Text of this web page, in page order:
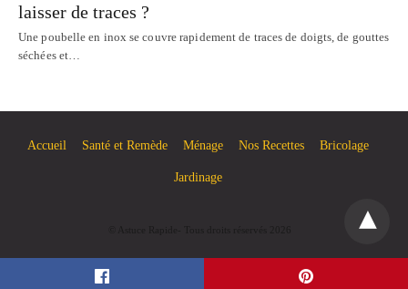
laisser de traces ?
Une poubelle en inox se couvre rapidement de traces de doigts, de gouttes
séchées et…
Accueil Santé et Remède Ménage Nos Recettes Bricolage
Jardinage